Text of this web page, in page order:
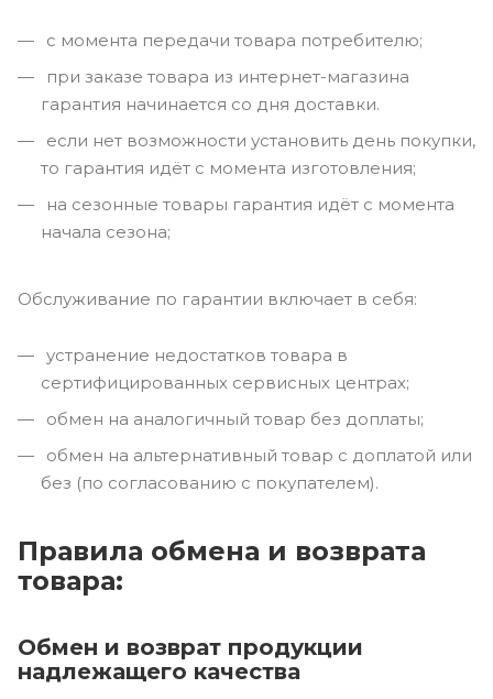
с момента передачи товара потребителю;
при заказе товара из интернет-магазина
гарантия начинается со дня доставки.
если нет возможности установить день покупки,
то гарантия идёт с момента изготовления;
на сезонные товары гарантия идёт с момента
начала сезона;
Обслуживание по гарантии включает в себя:
устранение недостатков товара в
сертифицированных сервисных центрах;
обмен на аналогичный товар без доплаты;
обмен на альтернативный товар с доплатой или
без (по согласованию с покупателем).
Правила обмена и возврата
товара:
Обмен и возврат продукции
надлежащего качества